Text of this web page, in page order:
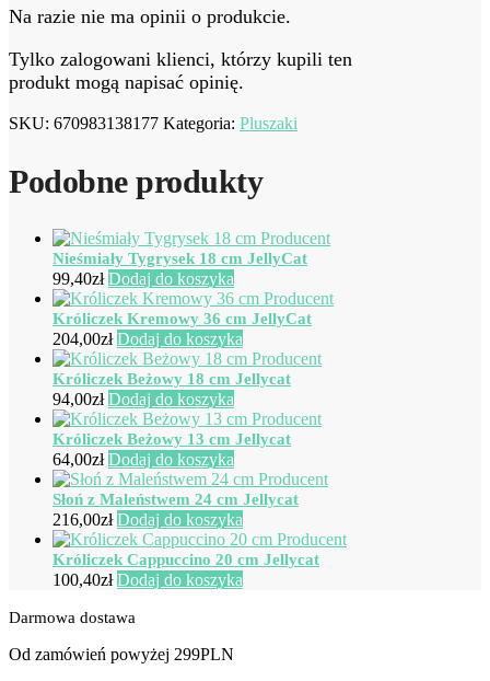
Na razie nie ma opinii o produkcie.
Tylko zalogowani klienci, którzy kupili ten
produkt mogą napisać opinię.
SKU: 670983138177 Kategoria: Pluszaki
Podobne produkty
Nieśmiały Tygrysek 18 cm JellyCat
99,40zł Dodaj do koszyka
Króliczek Kremowy 36 cm JellyCat
204,00zł Dodaj do koszyka
Króliczek Beżowy 18 cm Jellycat
94,00zł Dodaj do koszyka
Króliczek Beżowy 13 cm Jellycat
64,00zł Dodaj do koszyka
Słoń z Maleństwem 24 cm Jellycat
216,00zł Dodaj do koszyka
Króliczek Cappuccino 20 cm Jellycat
100,40zł Dodaj do koszyka
Darmowa dostawa
Od zamówień powyżej 299PLN